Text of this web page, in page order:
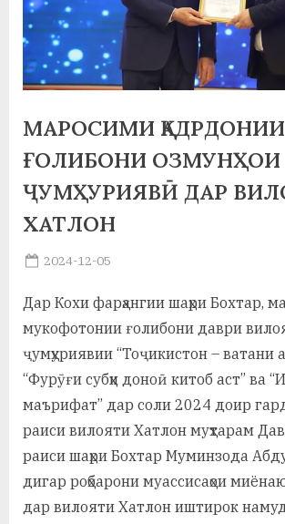
МАРОСИМИ ҚАДРДОНИИ
ҒОЛИБОНИ ОЗМУНҲОИ
ҶУМҲУРИЯВӢ ДАР
ХАТЛОН
Posted
2024-12-05
Дар Кохи фарҳангии шаҳри Бохтар,
мукофотонии ғолибони даври
ҷумҳуриявии “Тоҷикистон – ватани
“Фурӯғи субҳи доноӣ китоб аст” ва
маърифат” дар соли 2024 доир
раиси вилояти Хатлон муҳтарам
раиси шаҳри Бохтар Муминзода
дигар роҳбарони муассисаҳои
дар вилояти Хатлон иштирок